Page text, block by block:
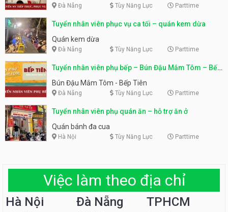
Đà Nẵng Tùy Năng Lực Parttime
Tuyển nhân viên phục vụ ca tối – quán kem dừa
Quán kem dừa
Đà Nẵng Tùy Năng Lực Parttime
Tuyển nhân viên phụ bếp – Bún Đậu Mắm Tôm – Bếp
Tiên
Bún Đậu Mắm Tôm - Bếp Tiên
Đà Nẵng Tùy Năng Lực Parttime
Tuyển nhân viên phụ quán ăn – hỗ trợ ăn ở
Quán bánh đa cua
Hà Nội Tùy Năng Lực Parttime
Việc làm theo địa chỉ
Hà Nội Đà Nẵng TPHCM